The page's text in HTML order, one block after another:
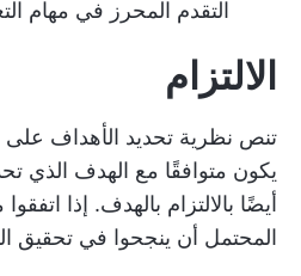
التقدم المحرز في مهام
الالتزام
تنص نظرية تحديد الأهداف
يكون متوافقًا مع الهدف الذي
أيضًا بالالتزام بالهدف. إذا
المحتمل أن ينجحوا في تحقيق